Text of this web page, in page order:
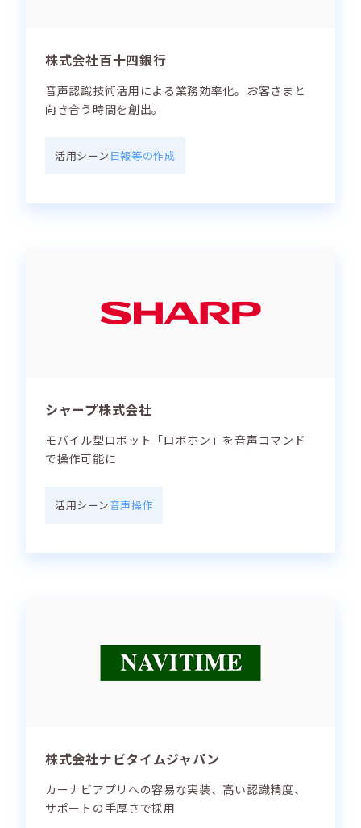
株式会社百十四銀行
音声認識技術活用による業務効率化。お客さまと
向き合う時間を創出。
活用シーン 日報等の作成
シャープ株式会社
モバイル型ロボット「ロボホン」を音声コマンド
で操作可能に
活用シーン音声操作
株式会社ナビタイムジャパン
カーナビアプリへの容易な実装、高い認識精度、
サポートの手厚さで採用